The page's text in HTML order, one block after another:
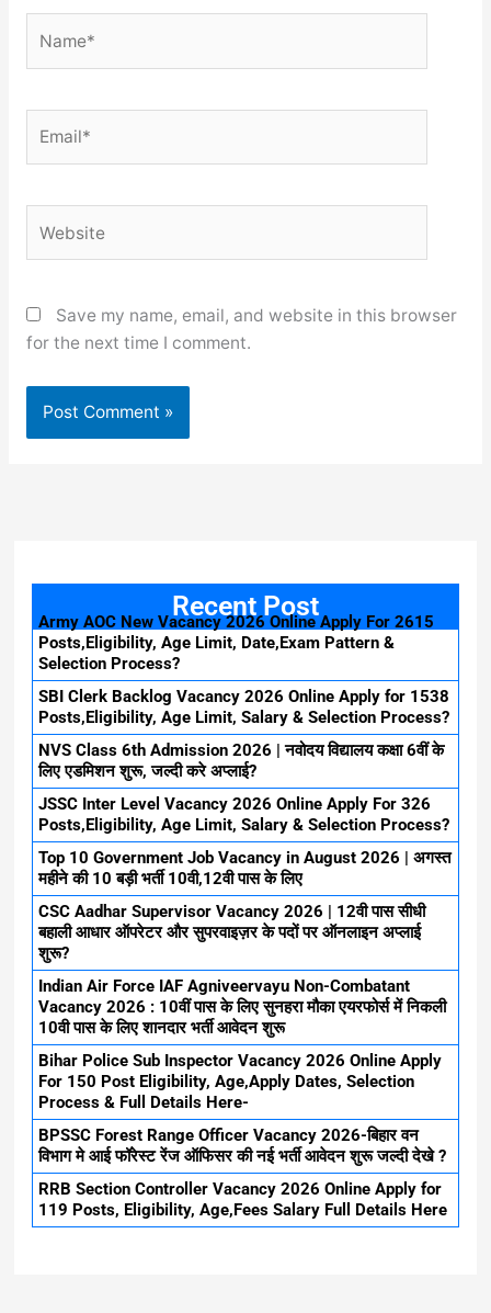
Save my name, email, and website in this browser
for the next time I comment.
Recent Post
Army AOC New Vacancy 2026 Online Apply For 2615
Posts,Eligibility, Age Limit, Date,Exam Pattern &
Selection Process?
SBI Clerk Backlog Vacancy 2026 Online Apply for 1538
Posts,Eligibility, Age Limit, Salary & Selection Process?
NVS Class 6th Admission 2026 | नवोदय विद्यालय कक्षा 6वीं के
लिए एडमिशन शुरू, जल्दी करे अप्लाई?
JSSC Inter Level Vacancy 2026 Online Apply For 326
Posts,Eligibility, Age Limit, Salary & Selection Process?
Top 10 Government Job Vacancy in August 2026 | अगस्त
महीने की 10 बड़ी भर्ती 10वी,12वी पास के लिए
CSC Aadhar Supervisor Vacancy 2026 | 12वी पास सीधी
बहाली आधार ऑपरेटर और सुपरवाइज़र के पदों पर ऑनलाइन अप्लाई
शुरू?
Indian Air Force IAF Agniveervayu Non-Combatant
Vacancy 2026 : 10वीं पास के लिए सुनहरा मौका एयरफोर्स में निकली
10वी पास के लिए शानदार भर्ती आवेदन शुरू
Bihar Police Sub Inspector Vacancy 2026 Online Apply
For 150 Post Eligibility, Age,Apply Dates, Selection
Process & Full Details Here-
BPSSC Forest Range Officer Vacancy 2026-बिहार वन
विभाग मे आई फॉरेस्ट रेंज ऑफिसर की नई भर्ती आवेदन शुरू जल्दी देखे ?
RRB Section Controller Vacancy 2026 Online Apply for
119 Posts, Eligibility, Age,Fees Salary Full Details Here